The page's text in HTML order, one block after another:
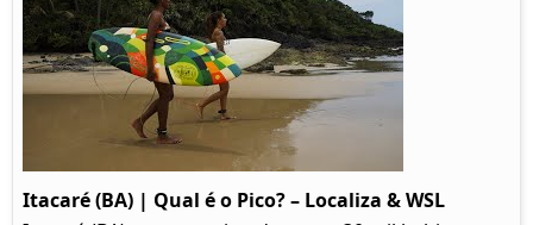
Itacaré (BA) | Qual é o Pico? – Localiza & WSL​​